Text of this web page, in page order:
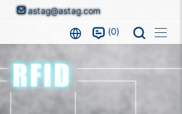
astag@astag.com
0